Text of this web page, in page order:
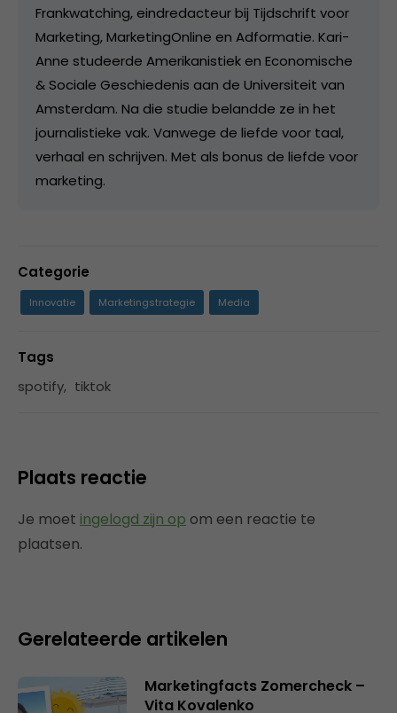
Frankwatching, eindredacteur bij Tijdschrift voor
Marketing, MarketingOnline en Adformatie. Kari-
Anne studeerde Amerikanistiek en Economische
& Sociale Geschiedenis aan de Universiteit van
Amsterdam. Na die studie belandde ze in het
journalistieke vak. Vanwege de liefde voor taal,
verhaal en schrijven. Met als bonus de liefde voor
marketing.
Categorie
Innovatie Marketingstrategie Media
Tags
spotify, tiktok
Plaats reactie
Je moet ingelogd zijn op om een reactie te
plaatsen.
Gerelateerde artikelen
Marketingfacts Zomercheck –
Vita Kovalenko